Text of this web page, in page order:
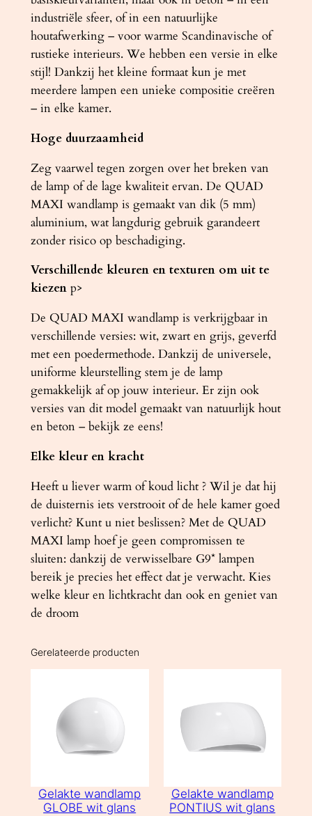
industriële sfeer, of in een natuurlijke
houtafwerking – voor warme Scandinavische of
rustieke interieurs. We hebben een versie in elke
stijl! Dankzij het kleine formaat kun je met
meerdere lampen een unieke compositie creëren
– in elke kamer.
Hoge duurzaamheid
Zeg vaarwel tegen zorgen over het breken van
de lamp of de lage kwaliteit ervan. De QUAD
MAXI wandlamp is gemaakt van dik (5 mm)
aluminium, wat langdurig gebruik garandeert
zonder risico op beschadiging.
Verschillende kleuren en texturen om uit te
kiezenp>
De QUAD MAXI wandlamp is verkrijgbaar in
verschillende versies: wit, zwart en grijs, geverfd
met een poedermethode. Dankzij de universele,
uniforme kleurstelling stem je de lamp
gemakkelijk af op jouw interieur. Er zijn ook
versies van dit model gemaakt van natuurlijk hout
en beton – bekijk ze eens!
Elke kleur en kracht
Heeft u liever warm of koud licht ? Wil je dat hij
de duisternis iets verstrooit of de hele kamer goed
verlicht? Kunt u niet beslissen? Met de QUAD
MAXI lamp hoef je geen compromissen te
sluiten: dankzij de verwisselbare G9* lampen
bereik je precies het effect dat je verwacht. Kies
welke kleur en lichtkracht dan ook en geniet van
de droom
Gerelateerde producten
Gelakte wandlamp
GLOBE wit glans
Gelakte wandlamp
PONTIUS wit glans